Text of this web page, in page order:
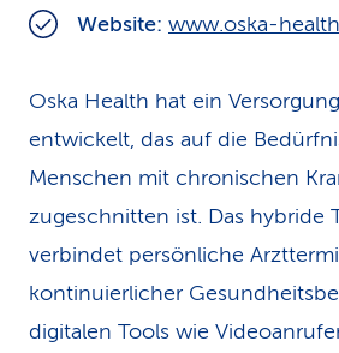
Website: www.oska-
Oska Health hat ein
entwickelt, das auf die
Menschen mit chronischen
zugeschnitten ist. Das hybride
verbindet persönliche
kontinuierlicher
digitalen Tools wie